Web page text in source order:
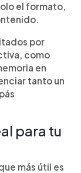
el formato,
por
como
en
tanto un
para tu
más útil es